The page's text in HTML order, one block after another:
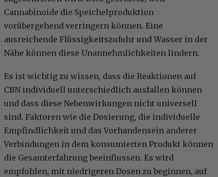
Cannabinoide die Speichelproduktion
vorübergehend verringern können. Eine
ausreichende Flüssigkeitszufuhr und Wasser in der
Nähe können diese Unannehmlichkeiten lindern.
Es ist wichtig zu wissen, dass die Reaktionen auf
CBN individuell unterschiedlich ausfallen können
und dass diese Nebenwirkungen nicht universell
sind. Faktoren wie die Dosierung, die individuelle
Empfindlichkeit und das Vorhandensein anderer
Verbindungen in dem konsumierten Produkt können
die Gesamterfahrung beeinflussen. Es wird
empfohlen, mit niedrigeren Dosen zu beginnen, auf